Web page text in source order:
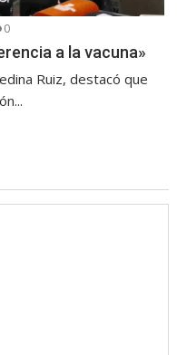
0
a la vacuna»
Ruiz, destacó que